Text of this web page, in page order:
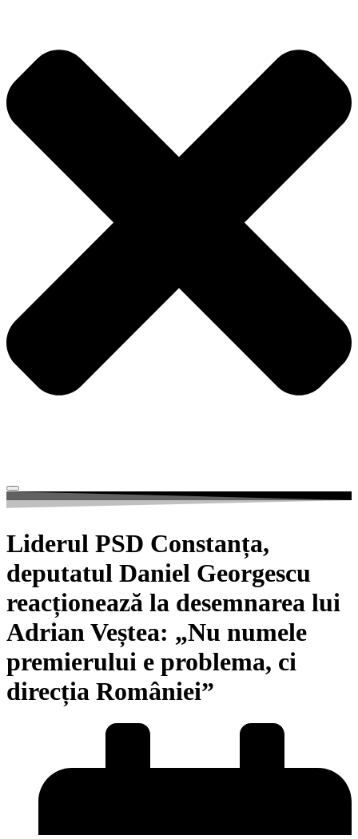
Liderul PSD Constanța,
deputatul Daniel Georgescu
reacționează la desemnarea lui
Adrian Veștea: „Nu numele
premierului e problema, ci
direcția României”